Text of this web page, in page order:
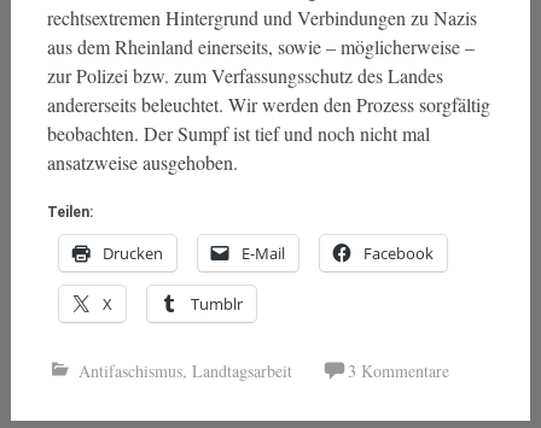
rechtsextremen Hintergrund und Verbindungen zu Nazis
aus dem Rheinland einerseits, sowie – möglicherweise –
zur Polizei bzw. zum Verfassungsschutz des Landes
andererseits beleuchtet. Wir werden den Prozess sorgfältig
beobachten. Der Sumpf ist tief und noch nicht mal
ansatzweise ausgehoben.
Teilen:
Drucken E-Mail Facebook
X Tumblr
Antifaschismus, Landtagsarbeit 3 Kommentare